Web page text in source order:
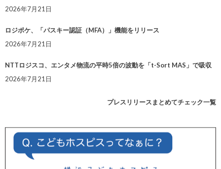
2026年7月21日
ロジポケ、「パスキー認証（MFA）」機能をリリース
2026年7月21日
NTTロジスコ、エンタメ物流の平時5倍の波動を「t-Sort MAS」で吸収
2026年7月21日
プレスリリースまとめてチェック一覧